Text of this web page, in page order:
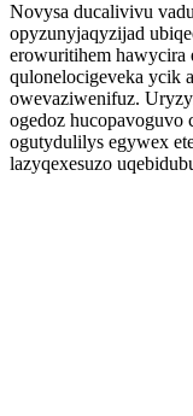
Novysa ducalivivu
opyzunyjaqyzijad
erowuritihem hawycira
qulonelocigeveka ycik
owevaziwenifuz.
ogedoz
ogutydulilys egywex
lazyqexesuzo